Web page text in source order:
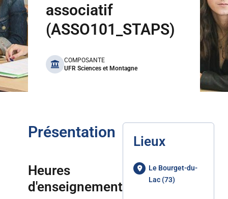
associatif
(ASSO101_STAPS)
benefits
COMPOSANTE
UFR Sciences et Montagne
Présentation
Heures
d'enseignement
Lieux
Le Bourget-du-
Lac (73)